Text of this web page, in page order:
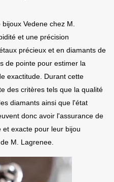
Vedene chez M.
et une précision
précieux et en diamants de
de pointe pour estimer la
exactitude. Durant cette
des critères tels que la qualité
diamants ainsi que l'état
donc avoir l'assurance de
exacte pour leur bijou
M. Lagrenee.